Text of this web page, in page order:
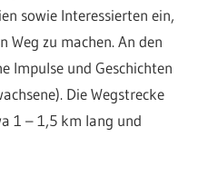
sowie Interessierten ein,
Weg zu machen. An den
Impulse und Geschichten
Die Wegstrecke
1 – 1,5 km lang und